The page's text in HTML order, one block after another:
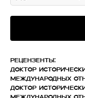
Рецензенты:
Доктор
международных
Доктор